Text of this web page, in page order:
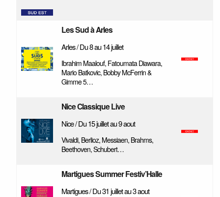
Les Sud à Arles
Arles / Du 8 au 14 juillet
Ibrahim Maalouf, Fatoumata Diawara,
Mario Batkovic, Bobby McFerrin &
Gimme 5…
Nice Classique Live
Nice / Du 15 juillet au 9 aout
Vivaldi, Berlioz, Messiaen, Brahms,
Beethoven, Schubert…
Martigues Summer Festiv’Halle
Martigues / Du 31 juillet au 3 aout